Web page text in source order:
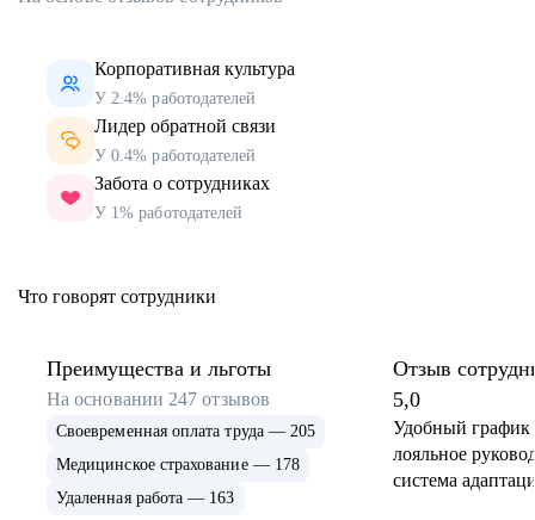
Корпоративная культура
У 2.4% работодателей
Лидер обратной связи
У 0.4% работодателей
Забота о сотрудниках
У 1% работодателей
Что говорят сотрудники
Преимущества и льготы
На основании 247 отзывов
Своевременная оплата труда — 205
Медицинское страхование — 178
Удаленная работа — 163
Отзыв
5,0
Удобный график
лояльное
система